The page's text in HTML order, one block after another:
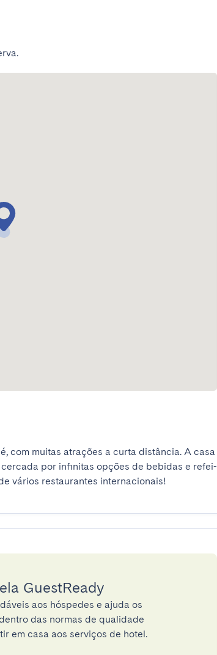
com muitas atrações a curta distância. A casa
por infinitas opções de bebidas e refei-
vários restaurantes internacionais!
GuestReady
aos hóspedes e ajuda os
das normas de qualidade
em casa aos serviços de hotel.